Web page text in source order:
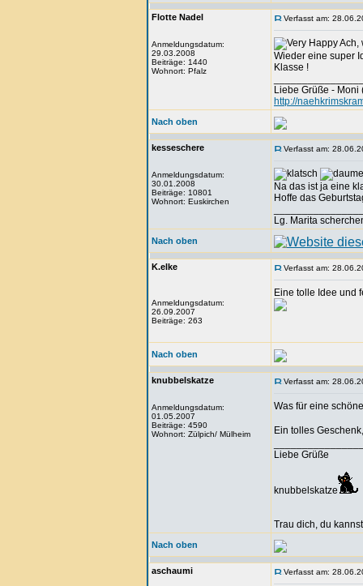
Flotte Nadel
Anmeldungsdatum:
29.03.2008
Beiträge: 1440
Wohnort: Pfalz
Verfasst am:
Ach,
Wieder eine super
Klasse !
Liebe Grüße - Moni
http://
Nach oben
kesseschere
Anmeldungsdatum:
30.01.2008
Beiträge: 10801
Wohnort: Euskirchen
Verfasst am:
Na das ist ja eine
Hoffe das
Lg. Marita
Nach oben
K.elke
Anmeldungsdatum:
26.09.2007
Beiträge: 263
Verfasst am:
Eine tolle Idee und
Nach oben
knubbelskatze
Anmeldungsdatum:
01.05.2007
Beiträge: 4590
Wohnort: Zülpich/ Mülheim
Verfasst am:
Was für eine
Ein tolles
Liebe Grüße
knubbelskatze
Trau dich, du
Nach oben
aschaumi Verfasst am: